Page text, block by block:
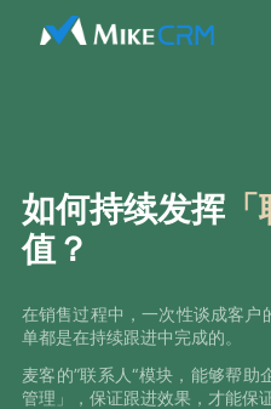
如何持续发挥「
值？
在销售过程中，一次性谈成客
单都是在持续跟进中完成的。
麦客的”联系人“模块，能够帮
管理」，保证跟进效果，才能保